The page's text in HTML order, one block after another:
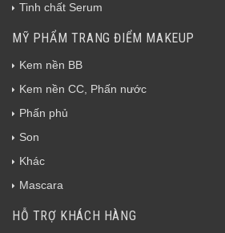
Tinh chất Serum
MỸ PHẨM TRANG ĐIỂM MAKEUP
Kem nền BB
Kem nền CC, Phấn nước
Phấn phủ
Son
Khác
Mascara
HỖ TRỢ KHÁCH HÀNG